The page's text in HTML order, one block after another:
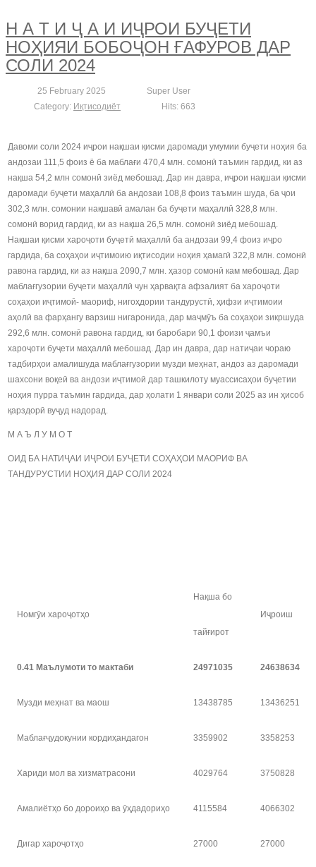
Н А Т И Ҷ А И ИҶРОИ БУҶЕТИ
НОҲИЯИ БОБОҶОН ҒАФУРОВ ДАР
СОЛИ 2024
25 February 2025
Super User
Category: Иқтисодиёт Hits: 663
Давоми соли 2024 иҷрои нақшаи қисми даромади умумии буҷети ноҳия ба
андозаи 111,5 фоиз ё ба маблағи 470,4 млн. сомонӣ таъмин гардид, ки аз
нақша 54,2 млн сомонӣ зиёд мебошад. Дар ин давра, иҷрои нақшаи қисми
даромади буҷети маҳаллӣ ба андозаи 108,8 фоиз таъмин шуда, ба ҷои
302,3 млн. сомонии нақшавӣ амалан ба буҷети маҳаллӣ 328,8 млн.
сомонӣ ворид гардид, ки аз нақша 26,5 млн. сомонӣ зиёд мебошад.
Нақшаи қисми хароҷоти буҷетӣ маҳаллӣ ба андозаи 99,4 фоиз иҷро
гардида, ба соҳаҳои иҷтимоию иқтисодии ноҳия ҳамагӣ 322,8 млн. сомонӣ
равона гардид, ки аз нақша 2090,7 млн. ҳазор сомонӣ кам мебошад. Дар
маблағгузории буҷети маҳаллӣ чун ҳарвақта афзалият ба хароҷоти
соҳаҳои иҷтимоӣ- маориф, нигоҳдории тандурустӣ, ҳифзи иҷтимоии
аҳолӣ ва фарҳангу варзиш нигаронида, дар маҷмӯъ ба соҳаҳои зикршуда
292,6 млн. сомонӣ равона гардид, ки баробари 90,1 фоизи ҷамъи
хароҷоти буҷети маҳаллӣ мебошад. Дар ин давра, дар натиҷаи чораю
тадбирҳои амалишуда маблағгузории музди меҳнат, андоз аз даромади
шахсони воқеӣ ва андози иҷтимоӣ дар ташкилоту муассисаҳои буҷетии
ноҳия пурра таъмин гардида, дар ҳолати 1 январи соли 2025 аз ин ҳисоб
қарздорӣ вуҷуд надорад.
М А Ъ Л У М О Т
ОИД БА НАТИҶАИ ИҶРОИ БУҶЕТИ СОҲАҲОИ МАОРИФ ВА
ТАНДУРУСТИИ НОҲИЯ ДАР СОЛИ 2024
Номгӯи хароҷотҳо
Нақша бо
Иҷроиш
тайғирот
0.41 Маълумоти то мактаби 24971035 24638634
Музди меҳнат ва маош 13438785 13436251
Маблағҷудокунии кордиҳандагон 3359902 3358253
Хариди мол ва хизматрасони 4029764 3750828
Амалиётҳо бо дороиҳо ва ӯҳдадориҳо 4115584 4066302
Дигар хароҷотҳо 27000 27000